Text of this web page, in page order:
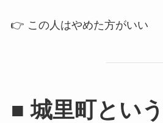
👉 この人はやめた方がいい
■ 城里町とい